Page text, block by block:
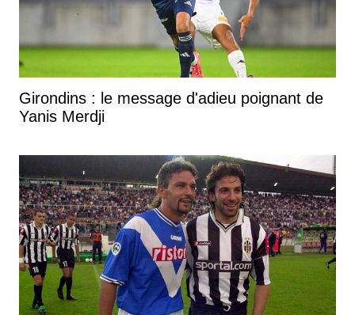
Girondins : le message d'adieu poignant de
Yanis Merdji